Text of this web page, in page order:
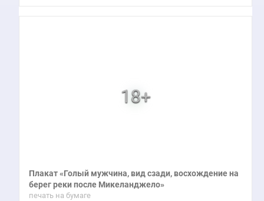
Плакат «Голый мужчина, вид сзади, восхождение на
берег реки после Микеланджело»
печать на бумаге